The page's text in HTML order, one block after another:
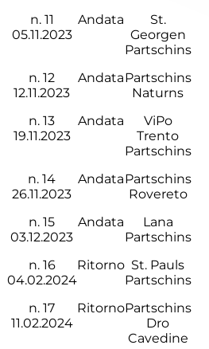
n. 11
05.11.2023
Andata
St.
Georgen
Partschins
n.12
12.11.2023
AndataPartschins
Naturns
n.13
19.11.2023
Andata
ViPo
Trento
Partschins
n.14
26.11.2023
AndataPartschins
Rovereto
n.15
03.12.2023
Andata
Lana
Partschins
n. 16
04.02.2024
Ritorno St. Pauls
Partschins
n.17
11.02.2024
RitornoPartschins
Dro
Cavedine